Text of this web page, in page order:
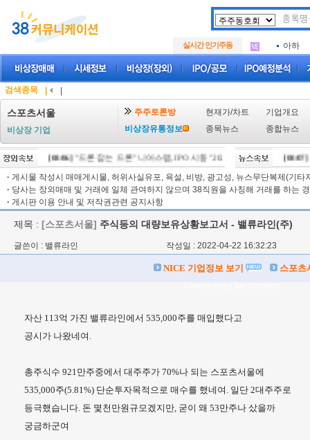
실시간 인기주동
아크로
.
삼성메
아하
.
삼성메
검색종목
스포츠서울
비상장 기업
주주토론방 현재가/차트
기업개요
비상장유통정보
종목뉴스 종합뉴스
[08/06]"드론 잡는 드론" 니어스랩, IPO 시동 "2029년 방공망 체계 편입"
[08/07]"
· 게시물 작성시 매매게시물, 허위사실유포, 욕설, 비방, 광고성, 뉴스무단복제(기타
· 당사는 장외매매 및 거래에 일체 관여하지 않으며 38직원을 사칭해 거래를 하는
· 게시판 이용 안내 및 저작권관련 공지사항
제목 : [스포츠서울] 주식등의 대량보유상황보고서 - 밸류라인(주)
글쓴이 : 밸류라인 작성일 : 2022-04-22 16:32:23
NICE 기업정보 보기 스포츠
자산 113억 가진 밸류라인에서 535,000주를 매입했다고
공시가 나왔네여.
총주식수 921만주중에서 대주주가 70%나 되는 스포츠서울에
535,000주(5.81%) 단순투자목적으로 매수를 했네여. 일단 2대주주로
등극했습니다. 돈 몇천만원규모겠지만, 굳이 왜 53만주나 샀을까
궁금하군여